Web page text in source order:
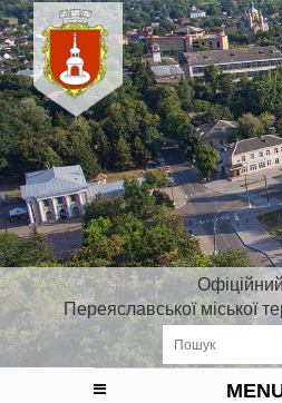
Переяславської міської